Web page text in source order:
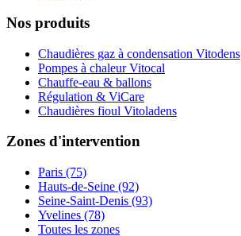
Nos produits
Chaudières gaz à condensation Vitodens
Pompes à chaleur Vitocal
Chauffe-eau & ballons
Régulation & ViCare
Chaudières fioul Vitoladens
Zones d'intervention
Paris (75)
Hauts-de-Seine (92)
Seine-Saint-Denis (93)
Yvelines (78)
Toutes les zones